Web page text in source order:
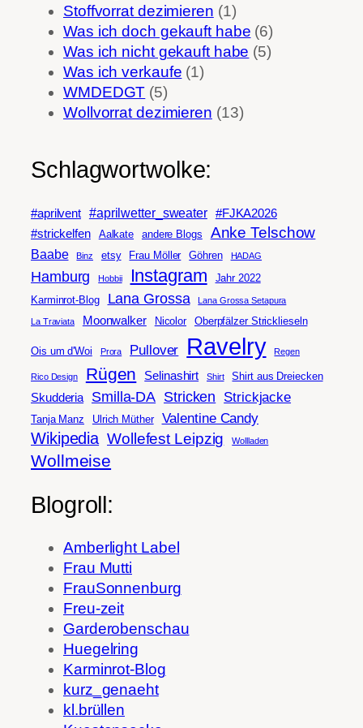
Stoffvorrat dezimieren (1)
Was ich doch gekauft habe (6)
Was ich nicht gekauft habe (5)
Was ich verkaufe (1)
WMDEDGT (5)
Wollvorrat dezimieren (13)
Schlagwortwolke:
#aprilvent #aprilwetter_sweater
#FJKA2026
#strickelfen
Aalkate andere Blogs Anke Telschow
Baabe Binz etsy Frau Möller Göhren HADAG
Hamburg Hobbii Instagram
Jahr 2022
Karminrot-Blog
Lana Grossa Lana Grossa Setapura
La Traviata Moonwalker Nicolor Oberpfälzer Stricklieseln
Ois um d'Woi Prora Pullover Ravelry Regen
Rico Design Rügen Selinashirt Shirt Shirt aus Dreiecken
Skudderia Smilla-DA Stricken Strickjacke
Tanja Manz Ulrich Müther Valentine Candy
Wikipedia Wollefest Leipzig Wollladen
Wollmeise
Blogroll:
Amberlight Label
Frau Mutti
FrauSonnenburg
Freu-zeit
Garderobenschau
Huegelring
Karminrot-Blog
kurz_genaeht
kl.brüllen